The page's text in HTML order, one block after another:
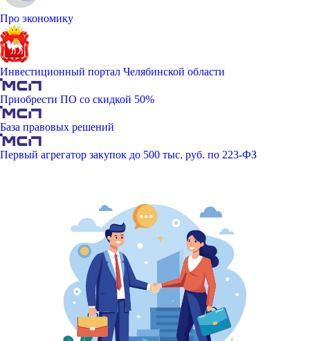
Про экономику
Инвестиционный портал Челябинской области
Приобрести ПО со скидкой 50%
База правовых решений
Первый агрегатор закупок до 500 тыс. руб. по 223-ФЗ